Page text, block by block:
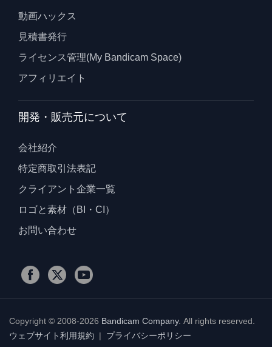
動画ハックス
見積書発行
ライセンス管理(My Bandicam Space)
アフィリエイト
開発・販売元について
会社紹介
特定商取引法表記
クライアント企業一覧
ロゴと素材（BI・CI）
お問い合わせ
Copyright © 2008-2026 Bandicam Company. All rights reserved.
ウェブサイト利用規約 | プライバシーポリシー